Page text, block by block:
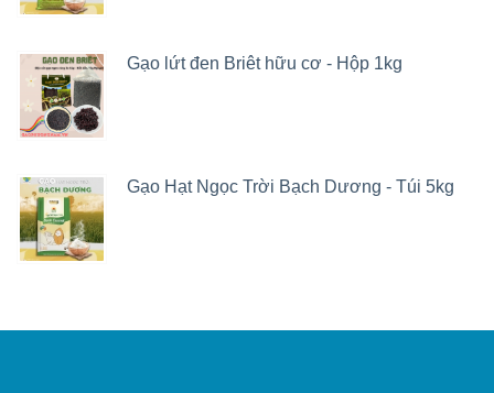
Gạo lứt đen Briêt hữu cơ - Hộp 1kg
Gạo Hạt Ngọc Trời Bạch Dương - Túi 5kg